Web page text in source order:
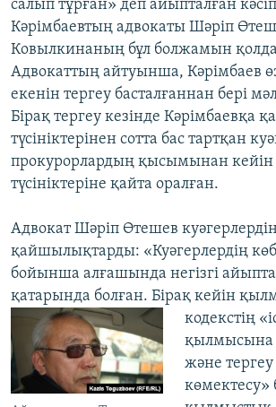
салып тұрған» деп айыпталған
Кәрімбаевтың адвокаты Шәріп
Ковылкинаның бұл болжамын
Адвокаттың айтуынша, Кәрімбаев
екенін тергеу басталғаннан бері
Бірақ тергеу кезінде Кәрімбаевқа
түсініктерінен сотта бас тартқан
прокурорлардың қысымынан
түсініктеріне қайта оралған.
Адвокат Шәріп Өтешев куәгерлердің
қайшылықтарды: «Куәгерлердің
бойынша алғашында негізгі
қатарында болған. Бірақ кейін
кодекстің
қылмысына
және